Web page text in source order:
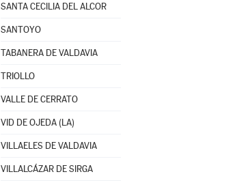
SANTA CECILIA DEL ALCOR
SANTOYO
TABANERA DE VALDAVIA
TRIOLLO
VALLE DE CERRATO
VID DE OJEDA (LA)
VILLAELES DE VALDAVIA
VILLALCÁZAR DE SIRGA